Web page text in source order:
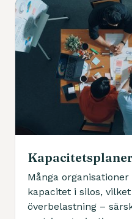
Många
kapacitet i silos,
överbelastning –